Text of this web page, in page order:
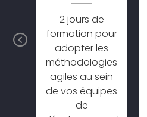
Previous
2 jours de
formation pour
adopter les
méthodologies
agiles au sein
de vos équipes
de